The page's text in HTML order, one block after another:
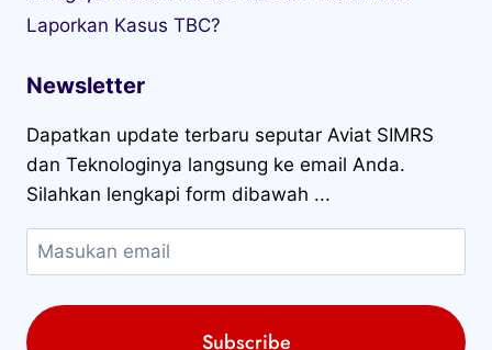
Laporkan Kasus TBC?
Newsletter
Dapatkan update terbaru seputar Aviat SIMRS
dan Teknologinya langsung ke email Anda.
Silahkan lengkapi form dibawah ...